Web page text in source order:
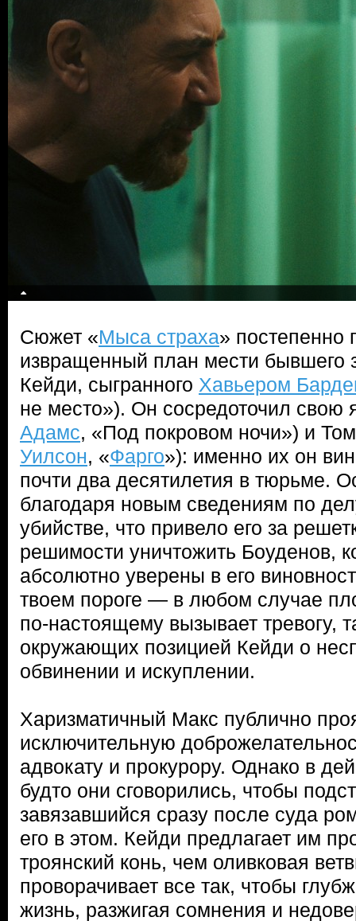
Сюжет «Мыса страха» постепенно
извращенный план мести бывшего
Кейди, сыгранного Хавьером
не место»). Он сосредоточил свою
Адамс, «Под покровом ночи») и
Уилсон, «Фарго»): именно их он
почти два десятилетия в тюрьме.
благодаря новым сведениям по
убийстве, что привело его за
решимости уничтожить Боуденов,
абсолютно уверены в его
твоем пороге — в любом случае
по-настоящему вызывает тревогу,
окружающих позицией Кейди о
обвинении и искуплении.
Харизматичный Макс публично
исключительную
адвокату и прокурору. Однако в
будто они сговорились, чтобы
завязавшийся сразу после суда
его в этом. Кейди предлагает им
троянский конь, чем оливковая
проворачивает все так, чтобы
жизнь, разжигая сомнения и